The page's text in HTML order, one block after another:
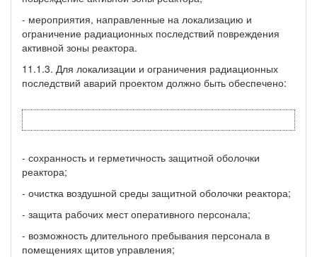
- мероприятия, направленные на локализацию и
ограничение радиационных последствий повреждения
активной зоны реактора.
11.1.3. Для локализации и ограничения радиационных
последствий аварий проектом должно быть обеспечено:
- сохранность и герметичность защитной оболочки
реактора;
- очистка воздушной среды защитной оболочки реактора;
- защита рабочих мест оперативного персонала;
- возможность длительного пребывания персонала в
помещениях щитов управления;